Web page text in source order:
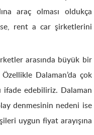
araç olması oldukça
rent a car şirketlerini
arasında büyük bir
Dalaman’da çok
edebiliriz. Dalaman
denmesinin nedeni ise
uygun fiyat arayışına